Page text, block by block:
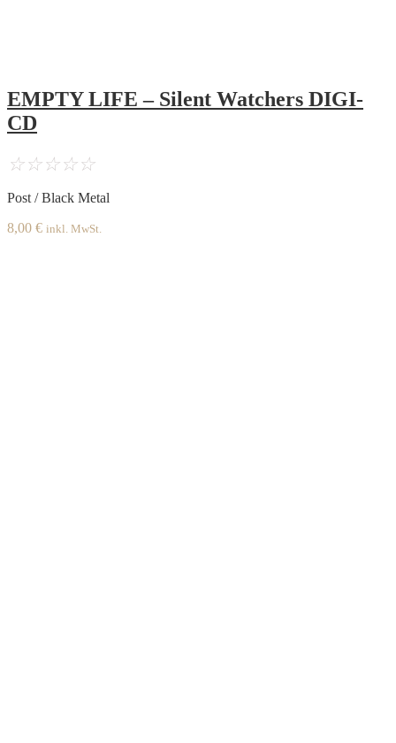
EMPTY LIFE – Silent Watchers DIGI-
CD
☆☆☆☆☆
Post / Black Metal
8,00 € inkl. MwSt.